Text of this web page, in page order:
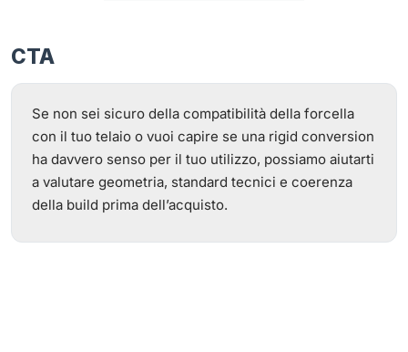
CTA
Se non sei sicuro della compatibilità della forcella
con il tuo telaio o vuoi capire se una rigid conversion
ha davvero senso per il tuo utilizzo, possiamo aiutarti
a valutare geometria, standard tecnici e coerenza
della build prima dell’acquisto.